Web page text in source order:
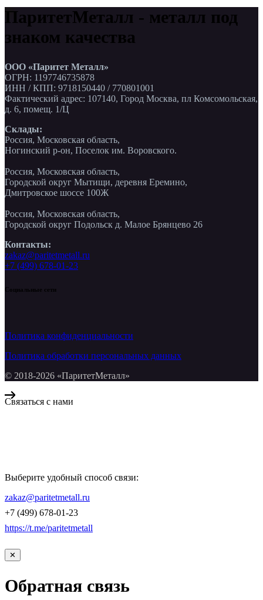
ПаритетМеталл - металл под
знаком качества
ООО «Паритет Металл»
ОГРН: 1197746735878
ИНН / КПП: 9718150440 / 770801001
Фактический адрес: 107140, Город Москва, пл Комсомольская,
д. 6, помещ. 1/Ц
Склады:
Россия, Московская область,
Ногинский р-он, Поселок им. Воровского.
Россия, Московская область,
Городской округ Мытищи, деревня Еремино,
Дмитровское шоссе 100Ж
Россия, Московская область,
Городской округ Подольск д. Малое Брянцево 26
Контакты:
zakaz@paritetmetall.ru
+7 (499) 678-01-23
Социальные сети
Политика конфиденциальности
Политика обработки персональных данных
© 2018-2026 «ПаритетМеталл»
Связаться с нами
Выберите удобный способ связи:
zakaz@paritetmetall.ru
+7 (499) 678-01-23
https://t.me/paritetmetall
✕
Обратная связь